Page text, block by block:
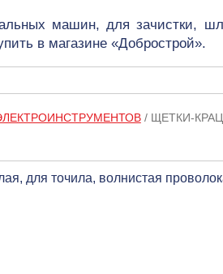
машин, для зачистки,
в магазине «Добрострой».
/ ЩЕТКИ-
для точила, волнистая